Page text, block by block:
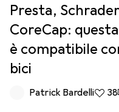
Presta,
CoreCap:
è compatibile
bici
Patrick Bardelli3838